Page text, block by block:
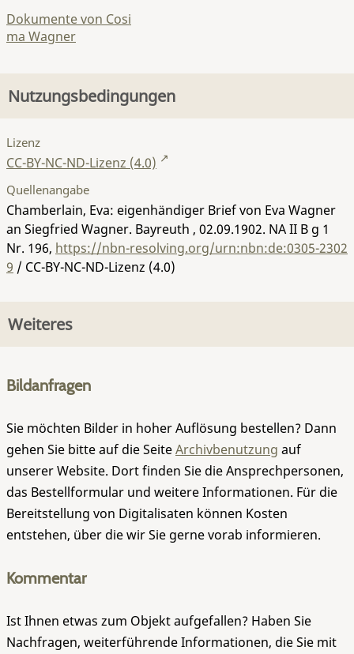
Dokumente von Cosi
ma Wagner
Nutzungsbedingungen
Lizenz
CC-BY-NC-ND-Lizenz (4.0)
Quellenangabe
Chamberlain, Eva: eigenhändiger Brief von Eva Wagner
an Siegfried Wagner. Bayreuth , 02.09.1902. NA II B g 1
Nr. 196, https://nbn-resolving.org/urn:nbn:de:0305-2302
9 / CC-BY-NC-ND-Lizenz (4.0)
Weiteres
Bildanfragen
Sie möchten Bilder in hoher Auflösung bestellen? Dann
gehen Sie bitte auf die SeiteArchivbenutzung auf
unserer Website. Dort finden Sie die Ansprechpersonen,
das Bestellformular und weitere Informationen. Für die
Bereitstellung von Digitalisaten können Kosten
entstehen, über die wir Sie gerne vorab informieren.
Kommentar
Ist Ihnen etwas zum Objekt aufgefallen? Haben Sie
Nachfragen, weiterführende Informationen, die Sie mit